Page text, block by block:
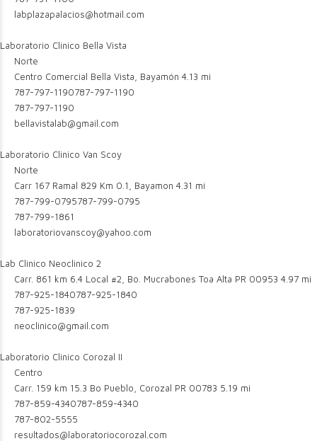
labplazapalacios@hotmail.com
Laboratorio Clinico Bella Vista
Norte
Centro Comercial Bella Vista, Bayamón 4.13 mi
787-797-1190787-797-1190
787-797-1190
bellavistalab@gmail.com
Laboratorio Clinico Van Scoy
Norte
Carr 167 Ramal 829 Km 0.1, Bayamon 4.31 mi
787-799-0795787-799-0795
787-799-1861
laboratoriovanscoy@yahoo.com
Lab Clinico Neoclinico 2
Carr. 861 km 6.4 Local #2, Bo. Mucrabones Toa Alta PR 00953 4.97 mi
787-925-1840787-925-1840
787-925-1839
neoclinico@gmail.com
Laboratorio Clinico Corozal II
Centro
Carr. 159 km 15.3 Bo Pueblo, Corozal PR 00783 5.19 mi
787-859-4340787-859-4340
787-802-5555
resultados@laboratoriocorozal.com